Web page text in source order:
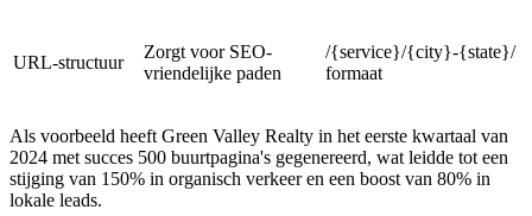
URL-structuur
Zorgt voor SEO-
vriendelijke paden
/{service}/{city}-{state}/
formaat
Als voorbeeld heeft Green Valley Realty in het eerste kwartaal van
2024 met succes 500 buurtpagina's gegenereerd, wat leidde tot een
stijging van 150% in organisch verkeer en een boost van 80% in
lokale leads.